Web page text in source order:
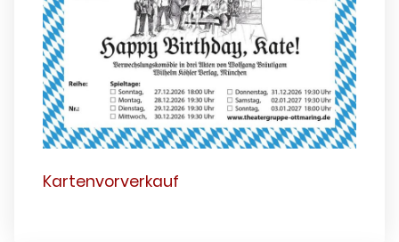
Kartenvorverkauf